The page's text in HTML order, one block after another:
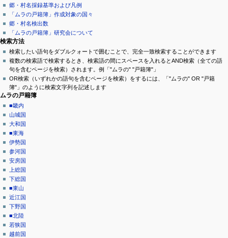
ゲ
ー
シ
ョ
メ
ニ
ュ
ー
テ
ゴ
リ
議
論
閲
覧
ソ
ス
を
履
歴
グ
イ
ン
郷・村名採録基準および凡例
「ムラの戸籍簿」作成対象の国々
郷・村名検出数
「ムラの戸籍簿」研究会について
検索方法
検索したい語句をダブルクォートで囲むことで、完全一致検索することができます
複数の検索語で検索するとき、検索語の間にスペースを入れるとAND検索（全ての語
句を含むページを検索）されます。例「"ムラの" "戸籍簿"」
OR検索（いずれかの語句を含むページを検索）をするには、「"ムラの" OR "戸籍
簿"」のように検索文字列を記述します
ムラの戸籍簿
■畿内
山城国
大和国
■東海
伊勢国
参河国
安房国
上総国
下総国
■東山
近江国
下野国
■北陸
若狭国
越前国